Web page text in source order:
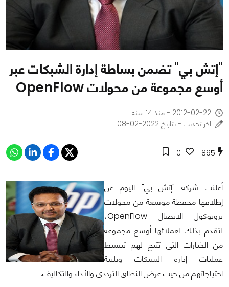
"إتش بي" تضمن بساطة إدارة الشبكات عبر
أوسع مجموعة من محولات OpenFlow
2012-02-22 - منذ 14 سنة
اخر تحديث - بتاريخ 2022-02-08
895
0
أعلنت شركة "إتش بي" اليوم عن
إطلاقها محفظة موسعة من محولات
بروتوكول الاتصال OpenFlow،
لتقدم بذلك لعملائها أوسع مجموعة
من الخيارات التي تتيح لهم تبسيط
عمليات إدارة الشبكات وتلبية
احتياجاتهم من حيث عرض النطاق الترددي والأداء والتكاليف.